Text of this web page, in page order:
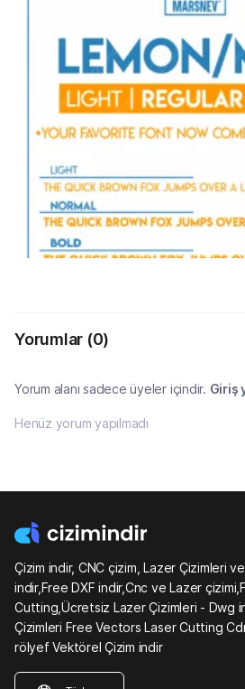
Yorumlar (0)
Yorum alanı sadece üyeler içindir. Giriş
Henüz yorum yapılmadı
Çizim indir, CNC çizim, Lazer Çizimleri
indir,Free DXF indir,Cnc ve Lazer
Cutting,Ücretsiz Lazer Çizimleri - Dwg
Çizimleri Free Vectors Laser Cutting
rölyef Vektörel Çizim indir